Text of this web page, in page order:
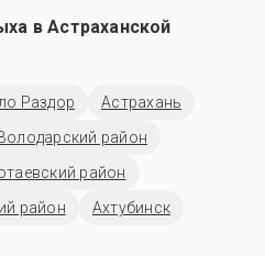
вАстраханской
Раздор
Астрахань
район
район
район Ахтубинск